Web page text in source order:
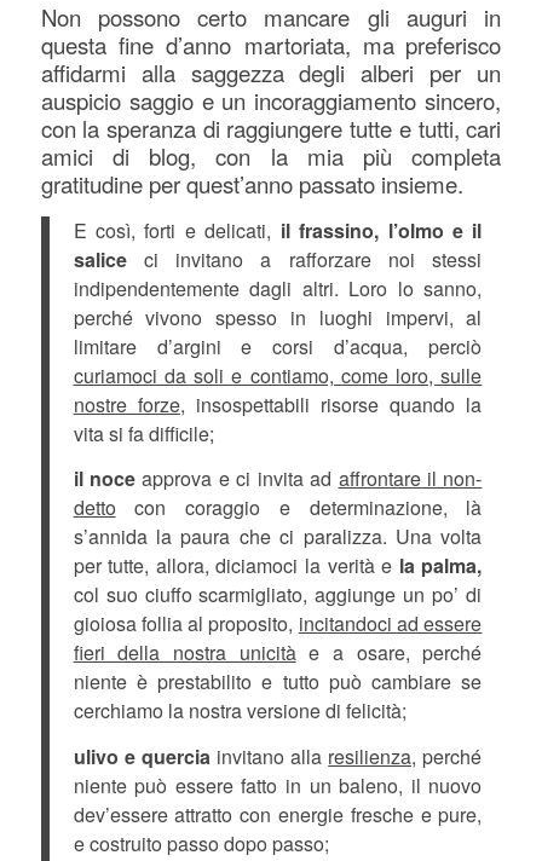
Non possono certo mancare gli auguri in
questa fine d’anno martoriata, ma preferisco
affidarmi alla saggezza degli alberi per un
auspicio saggio e un incoraggiamento sincero,
con la speranza di raggiungere tutte e tutti, cari
amici di blog, con la mia più completa
gratitudine per quest’anno passato insieme.
E così, forti e delicati, il frassino, l’olmo e il
saliceci invitano a rafforzare noi stessi
indipendentemente dagli altri. Loro lo sanno,
perché vivono spesso in luoghi impervi, al
limitare d’argini e corsi d’acqua, perciò
curiamoci da soli e contiamo, come loro, sulle
nostre forze, insospettabili risorse quando la
vita si fa difficile;
il noce approva e ci invita ad affrontare il non-
dettocon coraggio e determinazione, là
s’annida la paura che ci paralizza. Una volta
per tutte, allora, diciamoci la verità e la palma,
col suo ciuffo scarmigliato, aggiunge un po’ di
gioiosa follia al proposito, incitandoci ad essere
fieri della nostra unicitàe a osare, perché
niente è prestabilito e tutto può cambiare se
cerchiamo la nostra versione di felicità;
ulivo e querciainvitano alla resilienza, perché
niente può essere fatto in un baleno, il nuovo
dev’essere attratto con energie fresche e pure,
e costruito passo dopo passo;